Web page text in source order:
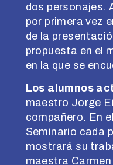
dos personajes.
por primera vez
de la
propuesta en el
en la que se
Los alumnos
maestro Jorge
compañero. En
Seminario cada
mostrará su
maestra